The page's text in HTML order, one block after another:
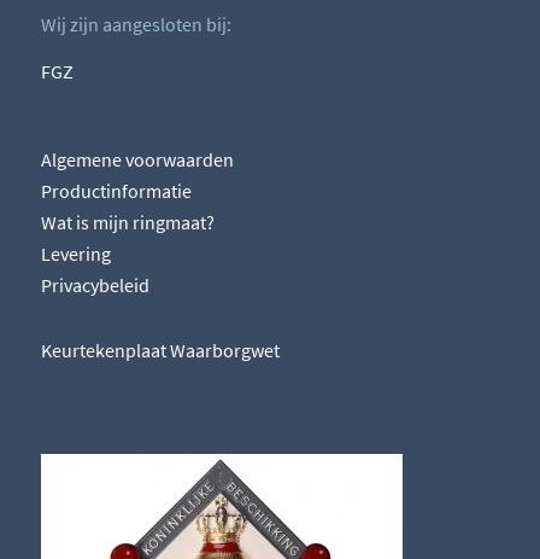
Wij zijn aangesloten bij:
FGZ
Algemene voorwaarden
Productinformatie
Wat is mijn ringmaat?
Levering
Privacybeleid
Keurtekenplaat Waarborgwet